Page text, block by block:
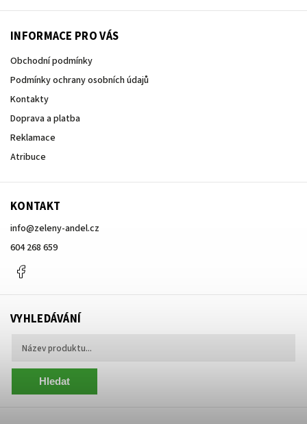
INFORMACE PRO VÁS
Obchodní podmínky
Podmínky ochrany osobních údajů
Kontakty
Doprava a platba
Reklamace
Atribuce
KONTAKT
info@zeleny-andel.cz
604 268 659
VYHLEDÁVÁNÍ
Hledat